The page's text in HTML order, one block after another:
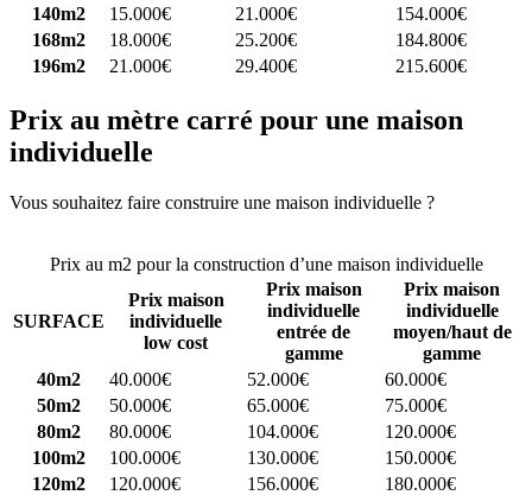
140m2
15.000€ 21.000€
154.000€
168m2
18.000€ 25.200€
184.800€
196m2
21.000€ 29.400€ 215.600€
Prix au mètre carré pour une maison
individuelle
Vous souhaitez faire construire une maison individuelle ?
Prix au m2 pour la construction d’une maison individuelle
SURFACE
Prix maison
individuelle
low cost
Prix maison
individuelle
entrée de
gamme
Prix maison
individuelle
moyen/haut de
gamme
40m2
40.000€ 52.000€
60.000€
50m2
50.000€ 65.000€
75.000€
80m2
80.000€ 104.000€
120.000€
100m2
100.000€ 130.000€
150.000€
120m2
120.000€ 156.000€
180.000€